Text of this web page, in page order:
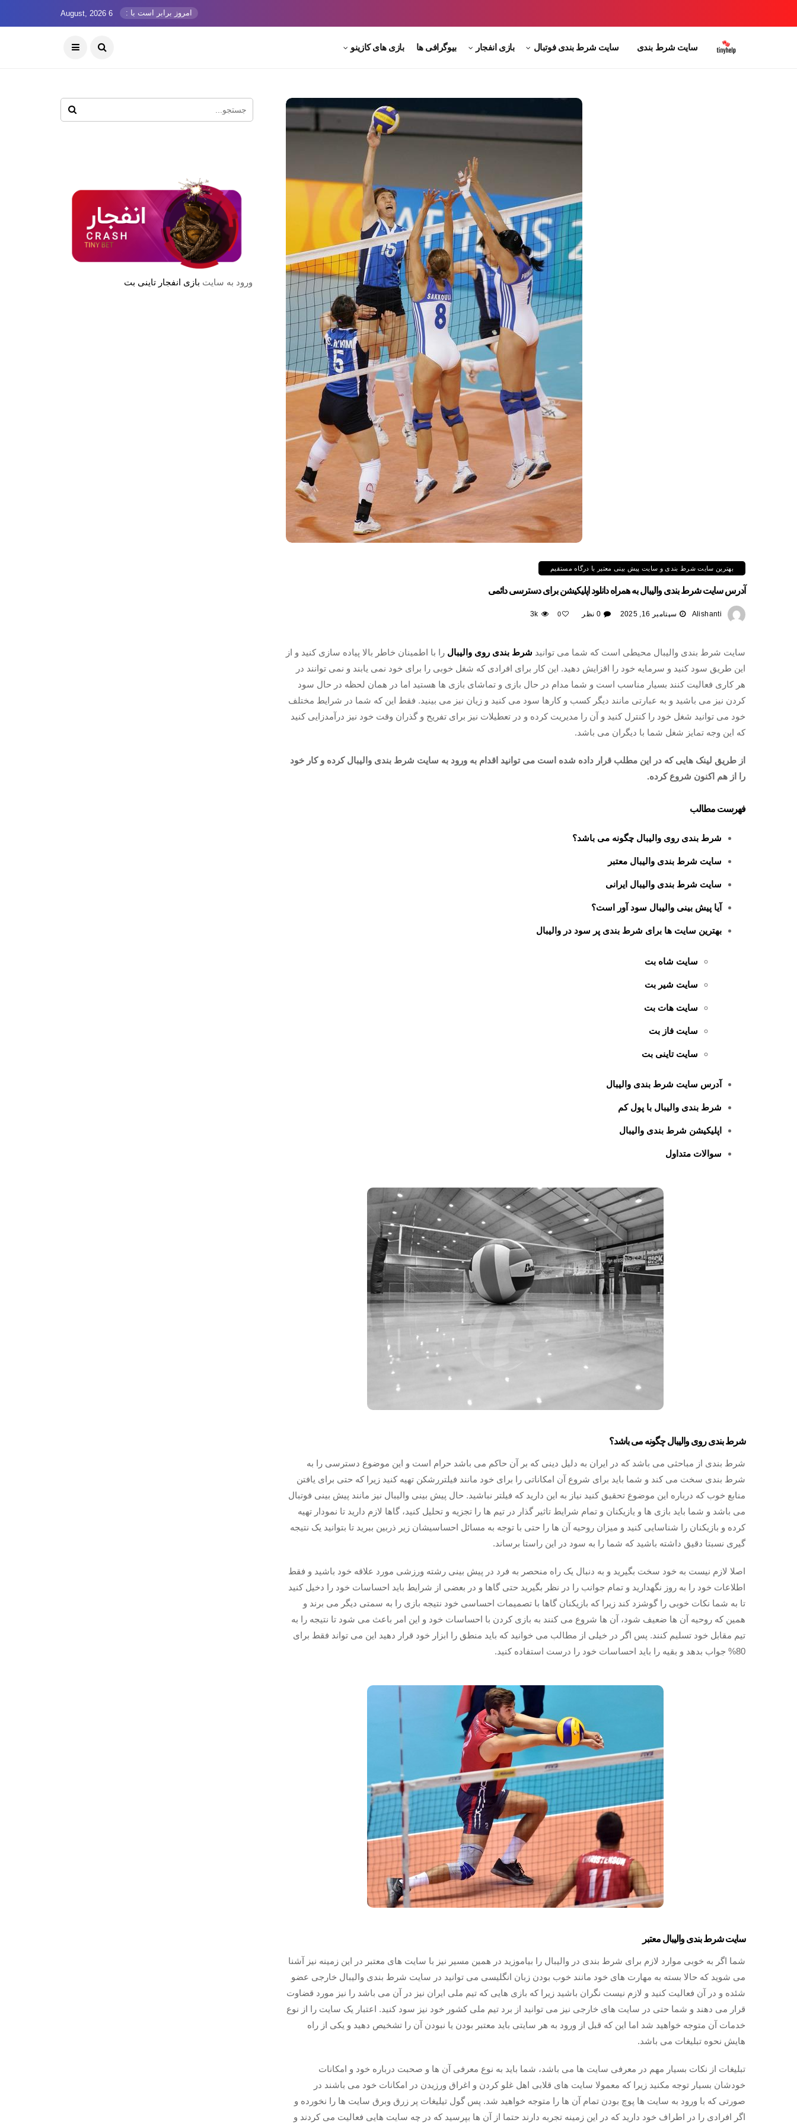
امروز برابر است با : 6 August, 2026
سایت شرط بندی سایت شرط بندی فوتبال بازی انفجار بیوگرافی ها بازی های کازینو
بهترین سایت شرط بندی و سایت پیش بینی معتبر با درگاه مستقیم
آدرس سایت شرط بندی والیبال به همراه دانلود اپلیکیشن برای دسترسی دائمی
Alishanti سپتامبر 16, 2025 0 نظر 0
3k
سایت شرط بندی والیبال محیطی است که شما می توانید شرط بندی روی والیبال را با اطمینان خاطر بالا پیاده سازی کنید و از
این طریق سود کنید و سرمایه خود را اقزایش دهید. این کار برای افرادی که شغل خوبی را برای خود نمی یابند و نمی توانند در
هر کاری فعالیت کنند بسیار مناسب است و شما مدام در حال بازی و تماشای بازی ها هستید اما در همان لحظه در حال سود
کردن نیز می باشید و به عبارتی مانند دیگر کسب و کارها سود می کنید و زیان نیز می بینید. فقط این که شما در شرایط مختلف
خود می توانید شغل خود را کنترل کنید و آن را مدیریت کرده و در تعطیلات نیز برای تفریح و گذران وقت خود نیز درآمدزایی کنید
که این وجه تمایز شغل شما با دیگران می باشد.
از طریق لینک هایی که در این مطلب قرار داده شده است می توانید اقدام به ورود به سایت شرط بندی والیبال کرده و کار خود
را از هم اکنون شروع کرده.
فهرست مطالب
شرط بندی روی والیبال چگونه می باشد؟
سایت شرط بندی والیبال معتبر
سایت شرط بندی والیبال ایرانی
آیا پیش بینی والیبال سود آور است؟
بهترین سایت ها برای شرط بندی پر سود در والیبال
سایت شاه بت
سایت شیر بت
سایت هات بت
سایت فاز بت
سایت تاینی بت
آدرس سایت شرط بندی والیبال
شرط بندی والیبال با پول کم
اپلیکیشن شرط بندی والیبال
سوالات متداول
شرط بندی روی والیبال چگونه می باشد؟
شرط بندی از مباحثی می باشد که در ایران به دلیل دینی که بر آن حاکم می باشد حرام است و این موضوع دسترسی را به
شرط بندی سخت می کند و شما باید برای شروع آن امکاناتی را برای خود مانند فیلتررشکن تهیه کنید زیرا که حتی برای یافتن
منابع خوب که درباره این موضوع تحقیق کنید نیاز به این دارید که فیلتر نباشید. حال پیش بینی والیبال نیز مانند پیش بینی فوتبال
می باشد و شما باید بازی ها و یازیکنان و تمام شرایط تاثیر گذار در تیم ها را تجزیه و تحلیل کنید، گاها لازم دارید تا نمودار تهیه
کرده و بازیکنان را شناسایی کنید و میزان روحیه آن ها را حتی با توجه به مسائل احساسیشان زیر ذربین ببرید تا بتوانید یک نتیجه
گیری نسبتا دقیق داشته باشید که شما را به سود در این راستا برساند.
اصلا لازم نیست به خود سخت بگیرید و به دنبال یک راه منحصر به فرد در پیش بینی رشته ورزشی مورد علاقه خود باشید و فقط
اطلاعات خود را به روز نگهدارید و تمام جوانب را در نظر بگیرید حتی گاها و در بعضی از شرایط باید احساسات خود را دخیل کنید
تا به شما نکات خوبی را گوشزد کند زیرا که بازیکنان گاها با تصمیمات احساسی خود نتیجه بازی را به سمتی دیگر می برند و
همین که روحیه آن ها ضعیف شود، آن ها شروع می کنند به بازی کردن با احساسات خود و این امر باعث می شود تا نتیجه را به
تیم مقابل خود تسلیم کنند. پس اگر در خیلی از مطالب می خوانید که باید منطق را ابزار خود قرار دهید این می تواند فقط برای
80% جواب بدهد و بقیه را باید احساسات خود را درست استفاده کنید.
سایت شرط بندی والیبال معتبر
شما اگر به خوبی موارد لازم برای شرط بندی در والیبال را بیاموزید در همین مسیر نیز با سایت های معتبر در این زمینه نیز آشنا
می شوید که حالا بسته به مهارت های خود مانند خوب بودن زبان انگلیسی می توانید در سایت شرط بندی والیبال خارجی عضو
شئده و در آن فعالیت کنید و لازم نیست نگران باشید زیرا که بازی هایی که تیم ملی ایران نیز در آن می باشد را نیز مورد قضاوت
قرار می دهند و شما حتی در سایت های خارجی نیز می توانید از برد تیم ملی کشور خود نیز سود کنید. اعتبار یک سایت را از نوع
خدمات آن متوجه خواهید شد اما این که قبل از ورود به هر سایتی باید معتبر بودن یا نبودن آن را تشخیص دهید و یکی از راه
هایش نحوه تبلیغات می باشد.
تبلیغات از نکات بسیار مهم در معرفی سایت ها می باشد، شما باید به نوع معرفی آن ها و صحبت درباره خود و امکانات
خودشان بسیار توجه مکنید زیرا که معمولا سایت های قلابی اهل غلو کردن و اغراق ورزیدن در امکانات خود می باشند در
صورتی که با ورود به سایت ها پوچ بودن تمام آن ها را متوجه خواهید شد. پس گول تیلیغات پر زرق وبرق سایت ها را نخورده و
اگر افرادی را در اطراف خود دارید که در این زمینه تجربه دارند حتما از آن ها بپرسید که در چه سایت هایی فعالیت می کردند و
ورود به سایت بازی انفجار تاینی بت